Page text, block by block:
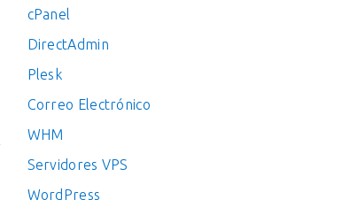
cPanel
DirectAdmin
Plesk
Correo Electrónico
WHM
Servidores VPS
WordPress